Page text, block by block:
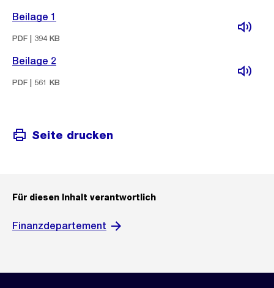
Beilage 1
PDF | 394 KB
Beilage 2
PDF | 561 KB
Seite drucken
Für diesen Inhalt verantwortlich
Finanzdepartement